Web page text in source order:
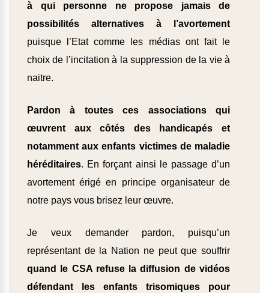
à qui personne ne propose jamais de
possibilités alternatives à l’avortement
puisque l’Etat comme les médias ont fait le
choix de l’incitation à la suppression de la vie à
naitre.
Pardon à toutes ces associations qui
œuvrent aux côtés des handicapés et
notamment aux enfants victimes de maladie
héréditaires. En forçant ainsi le passage d’un
avortement érigé en principe organisateur de
notre pays vous brisez leur œuvre.
Je veux demander pardon, puisqu’un
représentant de la Nation ne peut que souffrir
quand le CSA refuse la diffusion de vidéos
défendant les enfants trisomiques pour